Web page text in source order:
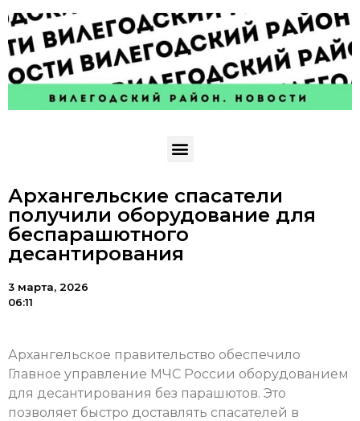
Архангельские спасатели
получили оборудование для
беспарашютного
десантирования
3 марта, 2026
06:11
Архангельское правительство обеспечило
Главное управление МЧС России оборудованием
для десантирования без парашютов. Это
позволяет быстро доставлять спасателей в